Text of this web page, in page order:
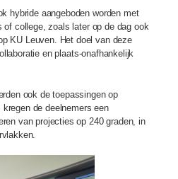
hybride aangeboden worden met
college, zoals later op de dag ook
KU Leuven. Het doel van deze
en plaats-onafhankelijk
ook de toepassingen op
de deelnemers een
van projecties op 240 graden, in